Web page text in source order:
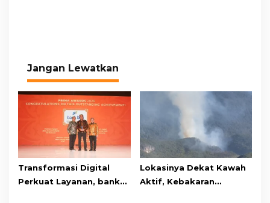
Jangan Lewatkan
Transformasi Digital
Perkuat Layanan, bank
Lokasinya Dekat Kawah
Aktif, Kebakaran